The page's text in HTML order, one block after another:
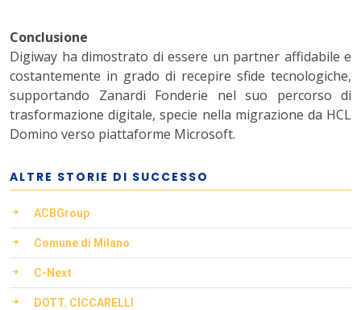
Conclusione
Digiway ha dimostrato di essere un partner affidabile e
costantemente in grado di recepire sfide tecnologiche,
supportando Zanardi Fonderie nel suo percorso di
trasformazione digitale, specie nella migrazione da HCL
Domino verso piattaforme Microsoft.
ALTRE STORIE DI SUCCESSO
ACBGroup
Comune di Milano
C-Next
DOTT. CICCARELLI